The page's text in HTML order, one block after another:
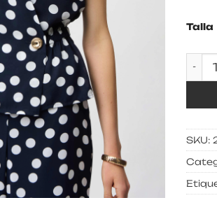
Talla
Top
SKU: